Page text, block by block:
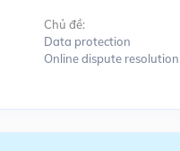
Chủ đề:
Data protection
Online dispute resolution